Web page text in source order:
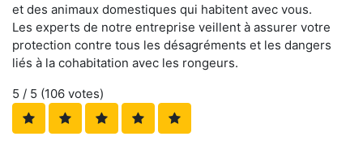
et des animaux domestiques qui habitent avec vous.
Les experts de notre entreprise veillent à assurer votre
protection contre tous les désagréments et les dangers
liés à la cohabitation avec les rongeurs.
5 / 5 (106 votes)